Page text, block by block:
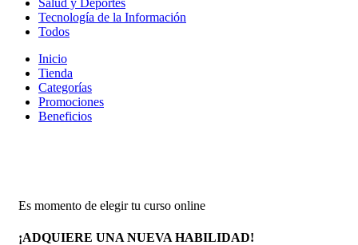
Salud y Deportes
Tecnología de la Información
Todos
Inicio
Tienda
Categorías
Promociones
Beneficios
Es momento de elegir tu curso online
¡ADQUIERE UNA NUEVA HABILIDAD!